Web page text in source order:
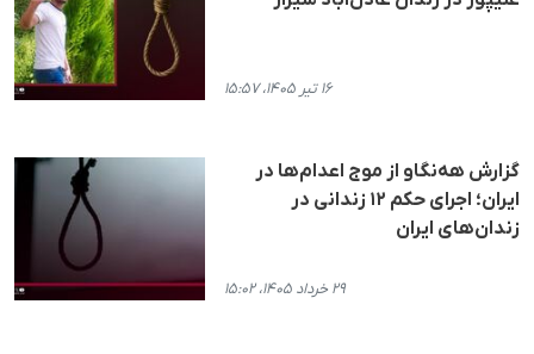
۱۶ تیر ۱۴۰۵، ۱۵:۵۷
گزارش هه‌نگاو از موج اعدام‌ها در
ایران؛ اجرای حکم ۱۲ زندانی در
زندان‌های ایران
۲۹ خرداد ۱۴۰۵، ۱۵:۰۲